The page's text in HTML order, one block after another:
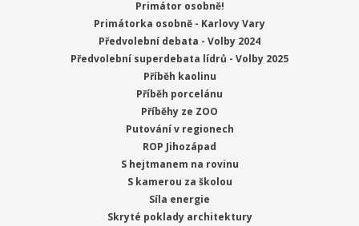
Primátor osobně!
Primátorka osobně - Karlovy Vary
Předvolební debata - Volby 2024
Předvolební superdebata lídrů - Volby 2025
Příběh kaolinu
Příběh porcelánu
Příběhy ze ZOO
Putování v regionech
ROP Jihozápad
S hejtmanem na rovinu
S kamerou za školou
Síla energie
Skryté poklady architektury